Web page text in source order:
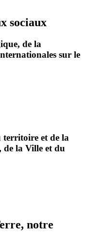
sociaux
de la
sur le
territoire et de la
de la Ville et du
notre